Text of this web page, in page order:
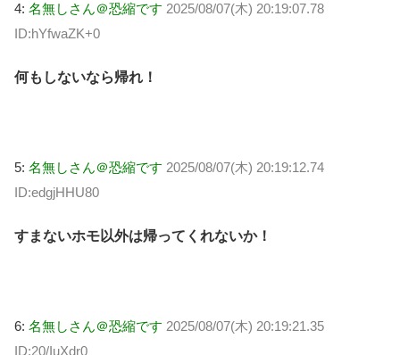
4: 名無しさん＠恐縮です 2025/08/07(木) 20:19:07.78
ID:hYfwaZK+0
何もしないなら帰れ！
5: 名無しさん＠恐縮です 2025/08/07(木) 20:19:12.74
ID:edgjHHU80
すまないホモ以外は帰ってくれないか！
6: 名無しさん＠恐縮です 2025/08/07(木) 20:19:21.35
ID:20/IuXdr0